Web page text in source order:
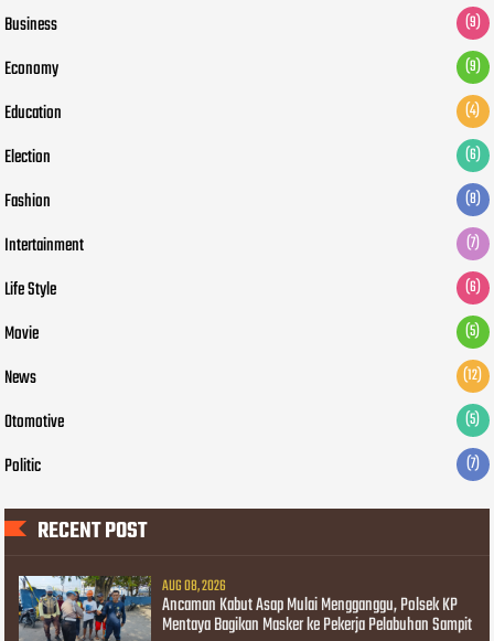
Business (9)
Economy (9)
Education (4)
Election (6)
Fashion (8)
Intertainment (7)
Life Style (6)
Movie (5)
News (12)
Otomotive (5)
Politic (7)
RECENT POST
AUG 08, 2026
Ancaman Kabut Asap Mulai Mengganggu, Polsek KP
Mentaya Bagikan Masker ke Pekerja Pelabuhan Sampit